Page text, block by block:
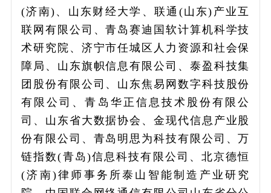
(济南)、山东财经大学、联通(山东)产业互
联网有限公司、青岛赛迪国软计算机科学技
术研究院、济宁市任城区人力资源和社会保
障局、山东旗帜信息有限公司、泰盈科技集
团股份有限公司、山东焦易网数字科技股份
有限公司、青岛华正信息技术股份有限公
司、山东省大数据协会、金现代信息产业股
份有限公司、青岛明思为科技有限公司、万
链指数(青岛)信息科技有限公司、北京德恒
(济南)律师事务所泰山智能制造产业研究